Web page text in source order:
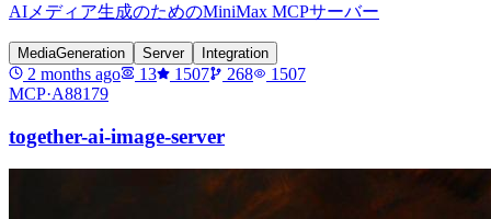
AIメディア生成のためのMiniMax MCPサーバー
MediaGeneration Server Integration
2 months ago 13 1507 268
1507
MCP·A88179
together-ai-image-server